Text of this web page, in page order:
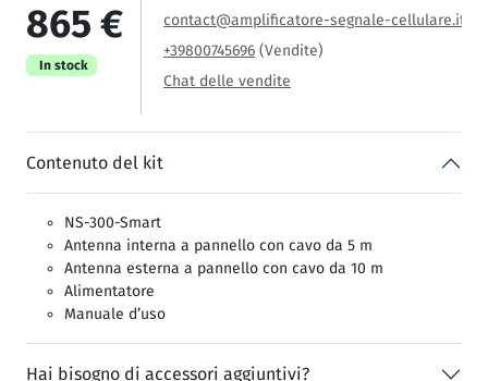
865 €
In stock
contact@amplificatore-segnale-cellulare.it
+39800745696(Vendite)
Chat delle vendite
Contenuto del kit
NS-300-Smart
Antenna interna a pannello con cavo da 5 m
Antenna esterna a pannello con cavo da 10 m
Alimentatore
Manuale d’uso
Hai bisogno di accessori aggiuntivi?